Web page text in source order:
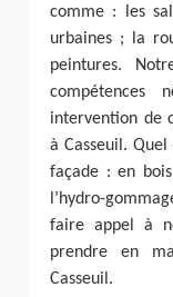
comme : les
urbaines ; la
peintures.
compétences
intervention de
à Casseuil.
façade : en
l’hydro-
faire appel à
prendre en
Casseuil.